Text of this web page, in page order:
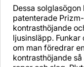
Dessa
patenterade
kontrasthöjande
ljusinsläpp.
om man föredrar
kontrasthöjande